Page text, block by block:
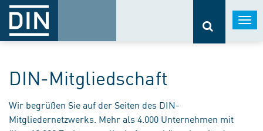
DIN-Mitgliedschaft
Wir begrüßen Sie auf der Seiten des DIN-
Mitgliedernetzwerks. Mehr als 4.000 Unternehmen mit